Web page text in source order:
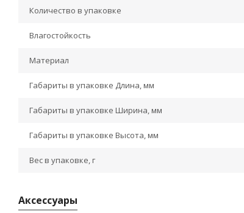
Количество в упаковке
Влагостойкость
Материал
Габариты в упаковке Длина, мм
Габариты в упаковке Ширина, мм
Габариты в упаковке Высота, мм
Вес в упаковке, г
Аксессуары